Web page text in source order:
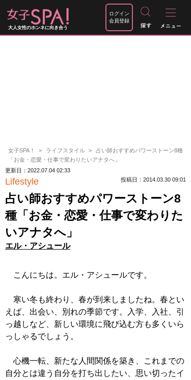
大人女性のホンネに向き合う
ログイン
会員登録
女子SPA！ ライフスタイル
占い師おすすめパワーストーン8種
「お金・恋愛・仕事で変わりたいアナタへ」
更新日：2022.07.04 02:33
Lifestyle 投稿日：2014.03.30 09:01
占い師おすすめパワーストーン8
種「お金・恋愛・仕事で変わりた
いアナタへ」
エル・アシュール
こんにちは。エル・アシュールです。
寒い冬も終わり、春が到来しましたね。春とい
えば、出会い、別れの季節です。入学、入社、引
っ越しなど、新しい環境に飛び込む方も多くいら
っしゃるでしょう。
心機一転、新たな人間関係を築き、これまでの
自分とは違う自分を打ち出したい、思い切ったイ